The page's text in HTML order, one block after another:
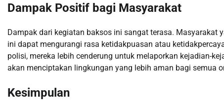
Dampak Positif bagi Masyarakat
Dampak dari kegiatan baksos ini sangat terasa.
ini dapat mengurangi rasa ketidakpuasan atau
polisi, mereka lebih cenderung untuk melaporkan kejadian-
akan menciptakan lingkungan yang lebih aman bagi semua
Kesimpulan